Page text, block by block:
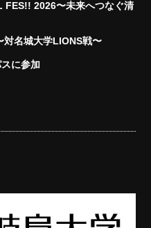
FES!! 2026〜未来へつなぐ清
対名城大学LIONS戦〜
に参加